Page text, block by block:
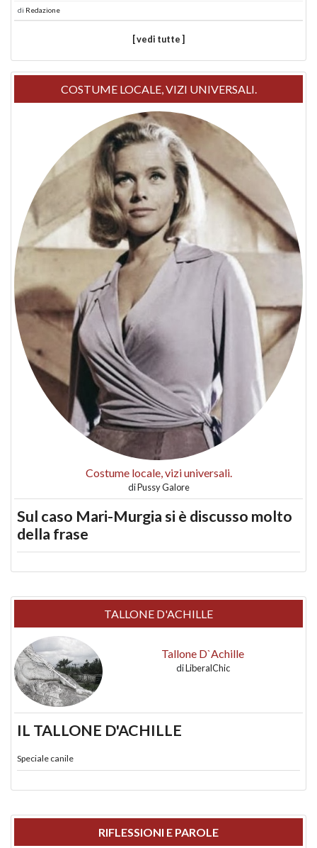
di Redazione
[ vedi tutte ]
COSTUME LOCALE, VIZI UNIVERSALI.
Costume locale, vizi universali.
diPussy Galore
Sul caso Mari-Murgia si è discusso molto
della frase
TALLONE D'ACHILLE
Tallone D`Achille
diLiberalChic
IL TALLONE D'ACHILLE
Speciale canile
RIFLESSIONI E PAROLE